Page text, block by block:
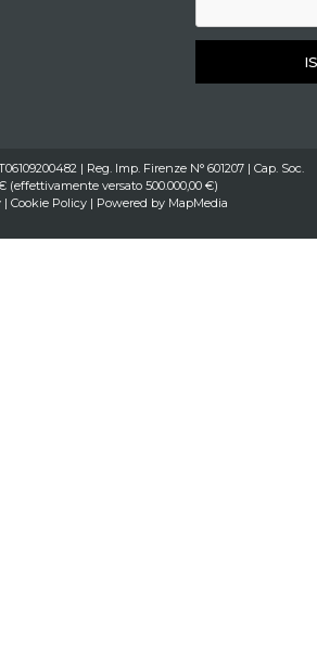
| Reg. Imp. Firenze N° 601207 | Cap. Soc.
€ (effettivamente versato 500.000,00 €)
| Cookie Policy| Powered by MapMedia